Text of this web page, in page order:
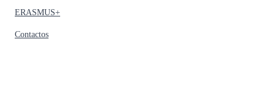
ERASMUS+
Contactos